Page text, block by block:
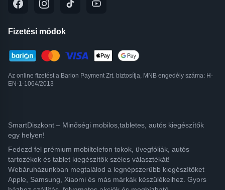
Fizetési módok
Az online fizetést a Barion Payment Zrt. biztosítja, MNB engedély száma: H-
EN-1-1064/2013
SmartDiszkont – Minőségi mobilos,tabletes, autós kiegészítők
egy helyen!
Fedezd fel prémium mobiltelefon tokok, üvegfóliák, autós
tartozékok és tablet kiegészítők széles választékát!
Webáruházunkban megtalálod a legnépszerűbb kiegészítőket
Apple, Samsung, Xiaomi és más márkák készülékeihez. Gyors